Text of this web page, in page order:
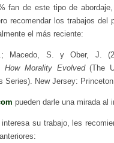
o
P
i
,
9
2
fan de este tipo de
recomendar los trabajos del
el más reciente:
Macedo, S. y Ober, J.
How Morality Evolved(The
Series). New Jersey:
pueden darle una mirada al
su trabajo, les